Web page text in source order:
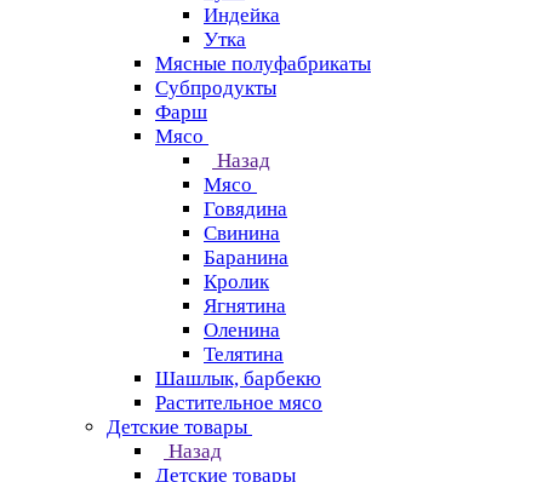
Индейка
Утка
Мясные полуфабрикаты
Субпродукты
Фарш
Мясо
Назад
Мясо
Говядина
Свинина
Баранина
Кролик
Ягнятина
Оленина
Телятина
Шашлык, барбекю
Растительное мясо
Детские товары
Назад
Детские товары